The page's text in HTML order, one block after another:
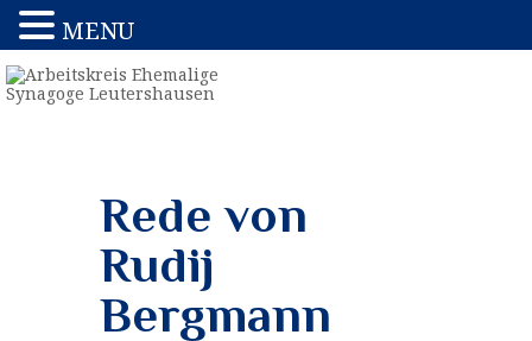
Rede von
Rudij
Bergmann
MENU